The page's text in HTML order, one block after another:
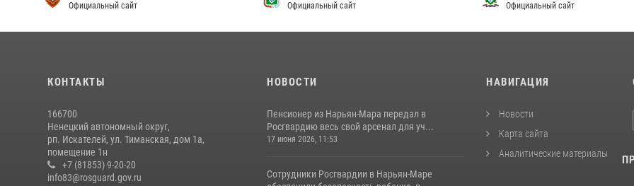
Официальный сайт Официальный сайт Официальный сайт
КОНТАКТЫ
166700
Ненецкий автономный округ,
рп. Искателей, ул. Тиманская, дом 1а,
помещение 1н
+7 (81853) 9-20-20
info83@rosguard.gov.ru
НОВОСТИ
Пенсионер из Нарьян-Мара передал в
Росгвардию весь свой арсенал для уч...
17 июня 2026, 11:53
Сотрудники Росгвардии в Нарьян-Маре
НАВИГАЦИЯ
Новости
Карта сайта
Аналитические материалы